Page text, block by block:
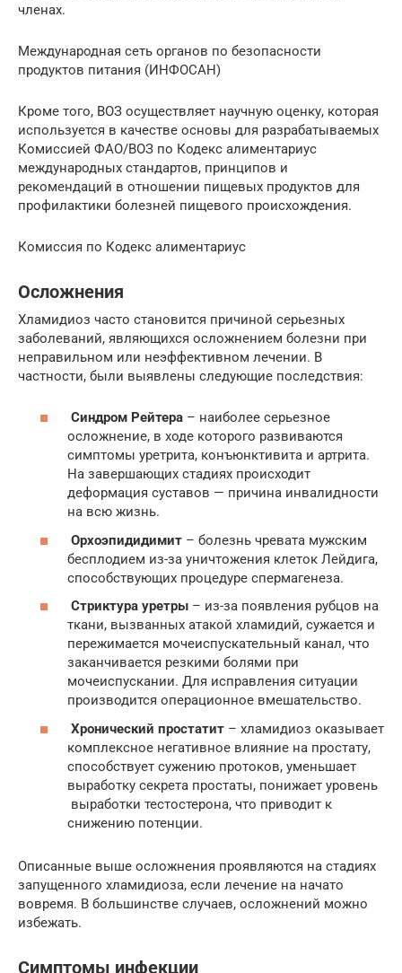
членах.
Международная сеть органов по безопасности
продуктов питания (ИНФОСАН)
Кроме того, ВОЗ осуществляет научную оценку, которая
используется в качестве основы для разрабатываемых
Комиссией ФАО/ВОЗ по Кодекс алиментариус
международных стандартов, принципов и
рекомендаций в отношении пищевых продуктов для
профилактики болезней пищевого происхождения.
Комиссия по Кодекс алиментариус
Осложнения
Хламидиоз часто становится причиной серьезных
заболеваний, являющихся осложнением болезни при
неправильном или неэффективном лечении. В
частности, были выявлены следующие последствия:
Синдром Рейтера – наиболее серьезное
осложнение, в ходе которого развиваются
симптомы уретрита, конъюнктивита и артрита.
На завершающих стадиях происходит
деформация суставов — причина инвалидности
на всю жизнь.
Орхоэпидидимит – болезнь чревата мужским
бесплодием из-за уничтожения клеток Лейдига,
способствующих процедуре спермагенеза.
Стриктура уретры – из-за появления рубцов на
ткани, вызванных атакой хламидий, сужается и
пережимается мочеиспускательный канал, что
заканчивается резкими болями при
мочеиспускании. Для исправления ситуации
производится операционное вмешательство.
Хронический простатит – хламидиоз оказывает
комплексное негативное влияние на простату,
способствует сужению протоков, уменьшает
выработку секрета простаты, понижает уровень
выработки тестостерона, что приводит к
снижению потенции.
Описанные выше осложнения проявляются на стадиях
запущенного хламидиоза, если лечение на начато
вовремя. В большинстве случаев, осложнений можно
избежать.
Симптомы инфекции